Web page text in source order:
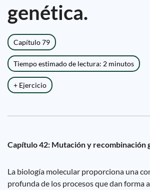
genética.
Capítulo 79
Tiempo estimado de lectura: 2 minutos
+ Ejercicio
Capítulo 42: Mutación y recombinación
La biología molecular proporciona una
profunda de los procesos que dan forma